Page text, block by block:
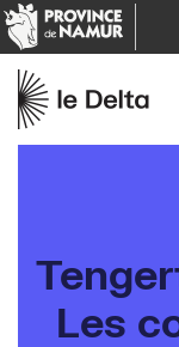
Les